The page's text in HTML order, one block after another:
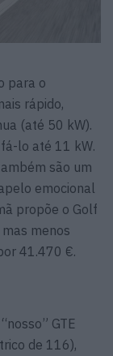
para o
rápido,
(até 50 kW).
lo até 11 kW.
são um
emocional
propõe o Golf
menos
41.470 €.
GTE
de 116),